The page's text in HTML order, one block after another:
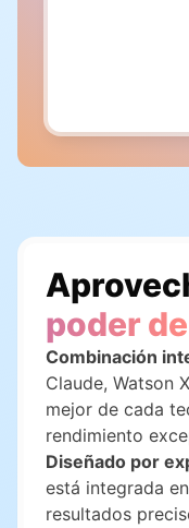
poder
Combinación
Claude, Watson
mejor de cada
rendimiento
Diseñado por
está integrada
resultados